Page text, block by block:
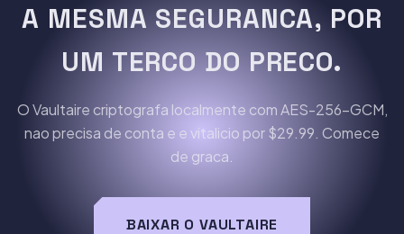
A MESMA SEGURANCA, POR
UM TERCO DO PRECO.
O Vaultaire criptografa localmente com AES-256-GCM,
nao precisa de conta e e vitalicio por $29.99. Comece
de graca.
BAIXAR O VAULTAIRE